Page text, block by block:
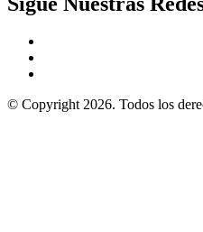
© Copyright 2026. Todos los